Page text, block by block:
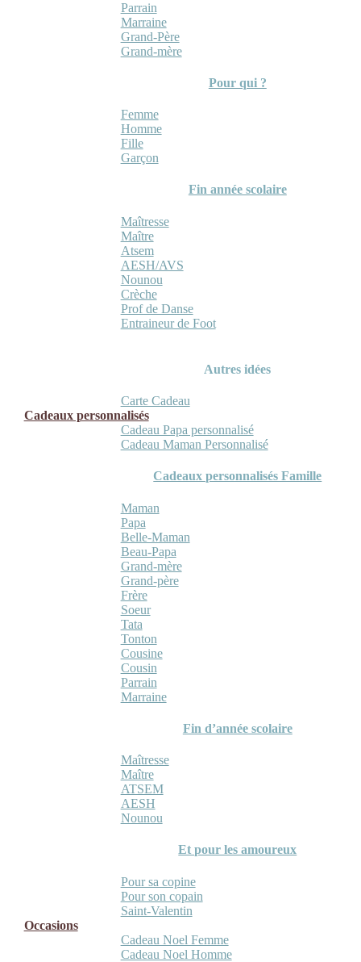
Parrain
Marraine
Grand-Père
Grand-mère
Pour qui ?
Femme
Homme
Fille
Garçon
Fin année scolaire
Maîtresse
Maître
Atsem
AESH/AVS
Nounou
Crèche
Prof de Danse
Entraineur de Foot
Autres idées
Carte Cadeau
Cadeaux personnalisés
Cadeau Papa personnalisé
Cadeau Maman Personnalisé
Cadeaux personnalisés Famille
Maman
Papa
Belle-Maman
Beau-Papa
Grand-mère
Grand-père
Frère
Soeur
Tata
Tonton
Cousine
Cousin
Parrain
Marraine
Fin d’année scolaire
Maîtresse
Maître
ATSEM
AESH
Nounou
Et pour les amoureux
Pour sa copine
Pour son copain
Saint-Valentin
Occasions
Cadeau Noel Femme
Cadeau Noel Homme